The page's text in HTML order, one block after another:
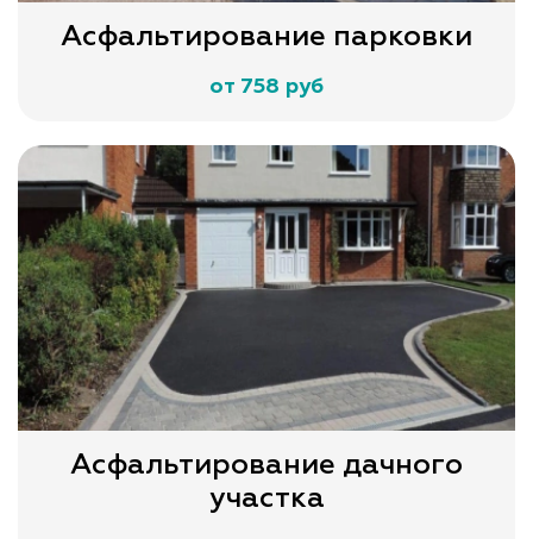
Асфальтирование парковки
от 758 руб
Асфальтирование дачного
участка